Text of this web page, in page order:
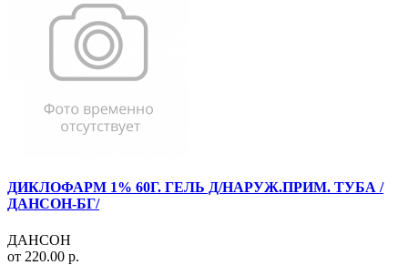
ДИКЛОФАРМ 1% 60Г. ГЕЛЬ Д/НАРУЖ.ПРИМ. ТУБА /
ДАНСОН-БГ/
ДАНСОН
от 220.00 р.